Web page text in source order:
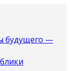
будущего —